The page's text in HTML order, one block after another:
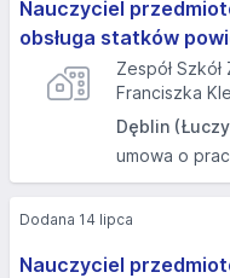
Nauczyciel
obsługa statków
Zespół
Franciszka
Dęblin
umowa o
Nauczyciel
Dodana 14 lipca